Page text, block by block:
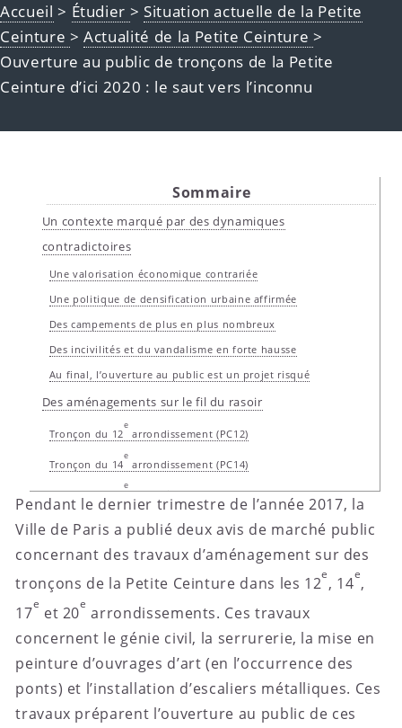
Accueil > Étudier > Situation actuelle de la Petite
Ceinture >Actualité de la Petite Ceinture >
Ouverture au public de tronçons de la Petite
Ceinture d’ici 2020 : le saut vers l’inconnu
Sommaire
Un contexte marqué par des dynamiques
contradictoires
Une valorisation économique contrariée
Une politique de densification urbaine affirmée
Des campements de plus en plus nombreux
Des incivilités et du vandalisme en forte hausse
Au final, l’ouverture au public est un projet risqué
Des aménagements sur le fil du rasoir
Tronçon du 12
e
arrondissement (PC12)
Tronçon du 14
e
arrondissement (PC14)
Tronçon du 17
e
arrondissement (PC17)
Tronçon du 20 arrondissement (PC20)
Planning des travaux et des ouvertures
Pendant le dernier trimestre de l’année 2017, la
Ville de Paris a publié deux avis de marché public
concernant des travaux d’aménagement sur des
tronçons de la Petite Ceinture dans les 12
e
, 14
e
,
17
e
et 20
e
arrondissements. Ces travaux
concernent le génie civil, la serrurerie, la mise en
peinture d’ouvrages d’art (en l’occurrence des
ponts) et l’installation d’escaliers métalliques. Ces
travaux préparent l’ouverture au public de ces